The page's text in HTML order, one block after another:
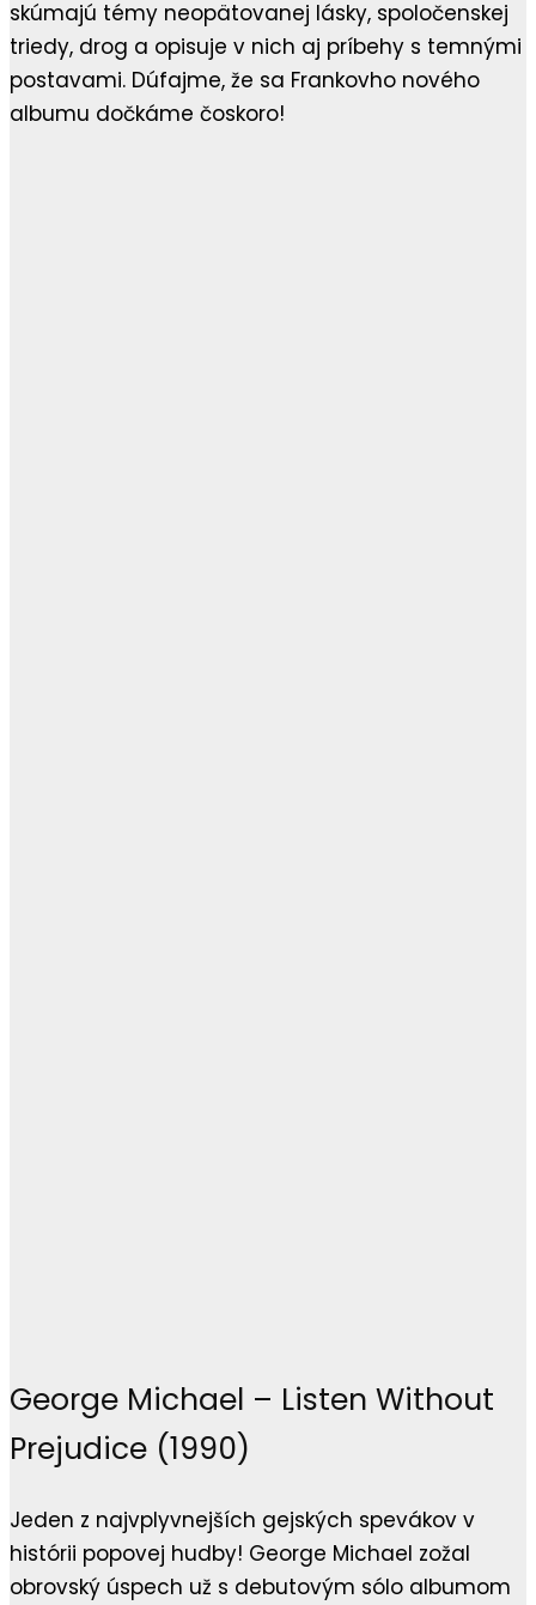
skúmajú témy neopätovanej lásky, spoločenskej
triedy, drog a opisuje v nich aj príbehy s temnými
postavami. Dúfajme, že sa Frankovho nového
albumu dočkáme čoskoro!
George Michael – Listen Without
Prejudice (1990)
Jeden z najvplyvnejších gejských spevákov v
histórii popovej hudby! George Michael zožal
obrovský úspech už s debutovým sólo albumom